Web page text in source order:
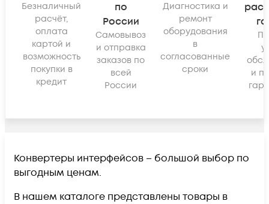
Безналичный
расчёт,
оплата
картой и
возможность
покупки в
кредит
по
России
Самовывоз
и отправка
заказов по
всей
России
Диагностика и
ремонт
оборудования
в
согласованные
сроки
и
Конвертеры интерфейсов – большой выбор по
выгодным ценам.
В нашем каталоге представлены товары в